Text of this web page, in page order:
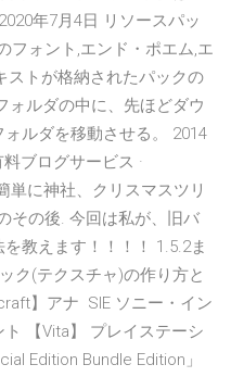
年7月4日 リソースパッ
フォント,エンド・ポエム,エ
ストが格納されたパックの
ォルダの中に、先ほどダウ
ルダを移動させる。 2014
ブログサービス ·
単に神社、クリスマスツリ
その後. 今回は私が、旧バ
教えます！！！！ 1.5.2ま
ク(テクスチャ)の作り方と
】アナ SIE ソニー・イン
【Vita】 プレイステーシ
Edition Bundle Edition」